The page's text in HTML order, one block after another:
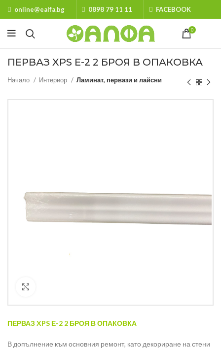
online@ealfa.bg 0898 79 11 11 FACEBOOK
0
ПЕРВАЗ XPS Е-2 2 БРОЯ В ОПАКОВКА
Начало Интериор Ламинат, первази и лайсни
ПЕРВАЗ XPS Е-2 2 БРОЯ В ОПАКОВКА
В допълнение към основния ремонт, като декориране на стени